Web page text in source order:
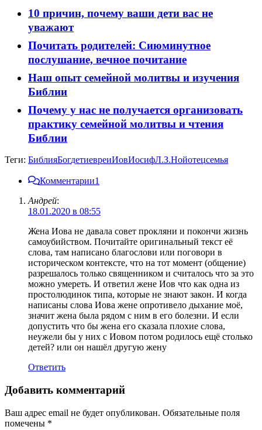
10 причин, почему ваши дети вас не
уважают
Почитать родителей: Сиюминутное
послушание, вечное почитание
Наш опыт семейной молитвы и изучения
Библии
Почему у нас не получается организовать
практику семейной молитвы и чтения
Библии
Теги: БиблияБогдетиевреиИовИосифЛ.З.Нойотецсемья
Комментарии1
Андрей:
18.01.2020 в 08:55
Жена Иова не давала совет прокляни и покончи жизнь
самоубийством. Почитайте оригинальный текст её
слова, там написано благослови или поговори в
историческом контексте, что на тот момент (общение)
разрешалось только священником и считалось что за это
можно умереть. И ответил жене Иов что как одна из
простолюдинок типа, которые не знают закон. И когда
написаны слова Иова жене опротивело дыхание моё,
значит жена была рядом с ним в его болезни. И если
допустить что бы жена его сказала плохие слова,
неужели бы у них с Иовом потом родилось ещё столько
детей? или он нашёл другую жену
Ответить
Добавить комментарий
Ваш адрес email не будет опубликован. Обязательные поля
помечены *